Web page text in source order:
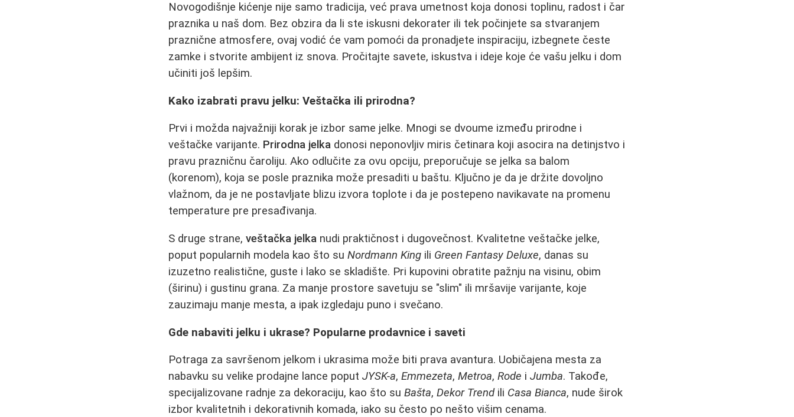
Novogodišnje kićenje nije samo tradicija, već prava umetnost koja donosi toplinu, radost i čar
praznika u naš dom. Bez obzira da li ste iskusni dekorater ili tek počinjete sa stvaranjem
praznične atmosfere, ovaj vodić će vam pomoći da pronadjete inspiraciju, izbegnete česte
zamke i stvorite ambijent iz snova. Pročitajte savete, iskustva i ideje koje će vašu jelku i dom
učiniti još lepšim.
Kako izabrati pravu jelku: Veštačka ili prirodna?
Prvi i možda najvažniji korak je izbor same jelke. Mnogi se dvoume između prirodne i
veštačke varijante. Prirodna jelka donosi neponovljiv miris četinara koji asocira na detinjstvo i
pravu prazničnu čaroliju. Ako odlučite za ovu opciju, preporučuje se jelka sa balom
(korenom), koja se posle praznika može presaditi u baštu. Ključno je da je držite dovoljno
vlažnom, da je ne postavljate blizu izvora toplote i da je postepeno navikavate na promenu
temperature pre presađivanja.
S druge strane,veštačka jelka nudi praktičnost i dugovečnost. Kvalitetne veštačke jelke,
poput popularnih modela kao što suNordmann King ili Green Fantasy Deluxe, danas su
izuzetno realistične, guste i lako se skladište. Pri kupovini obratite pažnju na visinu, obim
(širinu) i gustinu grana. Za manje prostore savetuju se "slim" ili mršavije varijante, koje
zauzimaju manje mesta, a ipak izgledaju puno i svečano.
Gde nabaviti jelku i ukrase? Popularne prodavnice i saveti
Potraga za savršenom jelkom i ukrasima može biti prava avantura. Uobičajena mesta za
nabavku su velike prodajne lance poputJYSK-a,Emmezeta,Metroa,Rode iJumba. Takođe,
specijalizovane radnje za dekoraciju, kao što suBašta,Dekor Trendili Casa Bianca, nude širok
izbor kvalitetnih i dekorativnih komada, iako su često po nešto višim cenama.